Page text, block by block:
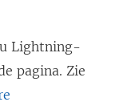
Lightning-
pagina. Zie